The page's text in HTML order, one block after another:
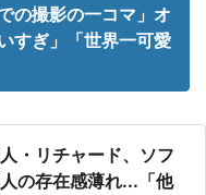
の撮影の一コマ」オ
すぎ」「世界一可愛
・リチャード、ソフ
の存在感薄れ...「他